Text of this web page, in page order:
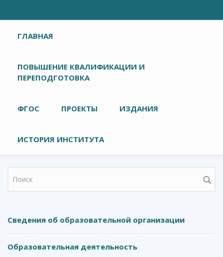
Главное меню
ГЛАВНАЯ
ПОВЫШЕНИЕ КВАЛИФИКАЦИИ И
ПЕРЕПОДГОТОВКА
ФГОС ПРОЕКТЫ ИЗДАНИЯ
ИСТОРИЯ ИНСТИТУТА
Форма поиска
Сведения об образовательной организации
Образовательная деятельность